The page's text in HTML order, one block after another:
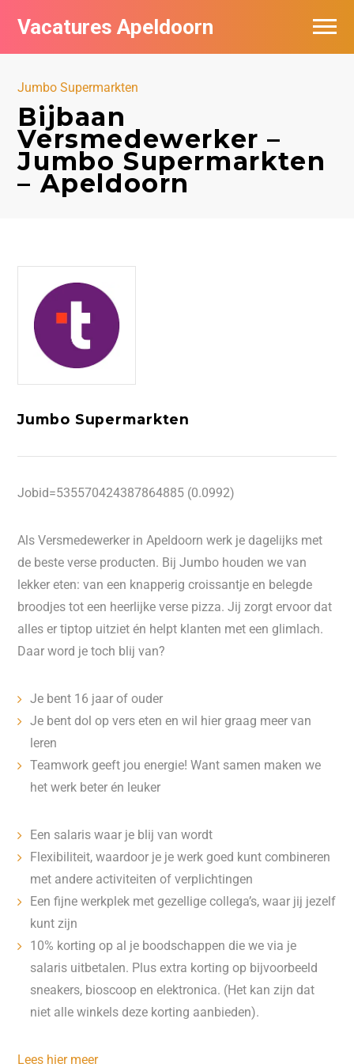
Vacatures Apeldoorn
Jumbo Supermarkten
Bijbaan
Versmedewerker –
Jumbo Supermarkten
– Apeldoorn
Jumbo Supermarkten
Jobid=535570424387864885 (0.0992)
Als Versmedewerker in Apeldoorn werk je dagelijks met
de beste verse producten. Bij Jumbo houden we van
lekker eten: van een knapperig croissantje en belegde
broodjes tot een heerlijke verse pizza. Jij zorgt ervoor dat
alles er tiptop uitziet én helpt klanten met een glimlach.
Daar word je toch blij van?
Je bent 16 jaar of ouder
Je bent dol op vers eten en wil hier graag meer van
leren
Teamwork geeft jou energie! Want samen maken we
het werk beter én leuker
Een salaris waar je blij van wordt
Flexibiliteit, waardoor je je werk goed kunt combineren
met andere activiteiten of verplichtingen
Een fijne werkplek met gezellige collega’s, waar jij jezelf
kunt zijn
10% korting op al je boodschappen die we via je
salaris uitbetalen. Plus extra korting op bijvoorbeeld
sneakers, bioscoop en elektronica. (Het kan zijn dat
niet alle winkels deze korting aanbieden).
Lees hier meer
Vacatures per bedrijf
De populairste vacatures in Apeldoorn
Nieuwsbrief feed